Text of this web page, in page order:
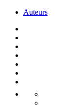
Auteurs